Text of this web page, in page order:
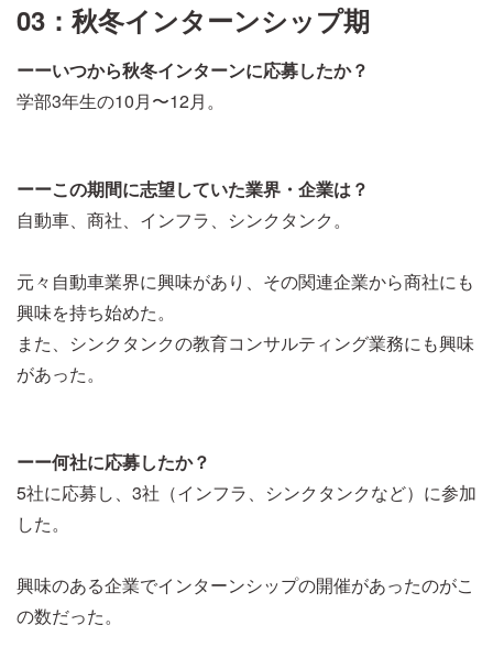
03：秋冬インターンシップ期
ーーいつから秋冬インターンに応募したか？
学部3年生の10月〜12月。
ーーこの期間に志望していた業界・企業は？
自動車、商社、インフラ、シンクタンク。
元々自動車業界に興味があり、その関連企業から商社にも
興味を持ち始めた。
また、シンクタンクの教育コンサルティング業務にも興味
があった。
ーー何社に応募したか？
5社に応募し、3社（インフラ、シンクタンクなど）に参加
した。
興味のある企業でインターンシップの開催があったのがこ
の数だった。